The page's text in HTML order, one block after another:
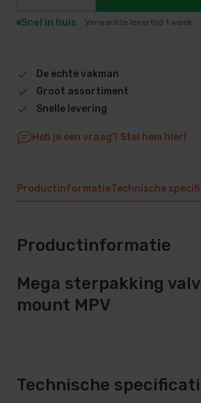
Snel in huis Verwachte levertijd 1 week
De echte vakman
Groot assortiment
Snelle levering
Heb je een vraag? Stel hem hier!
ProductinformatieTechnische
Productinformatie
Mega sterpakking
mount MPV
Technische